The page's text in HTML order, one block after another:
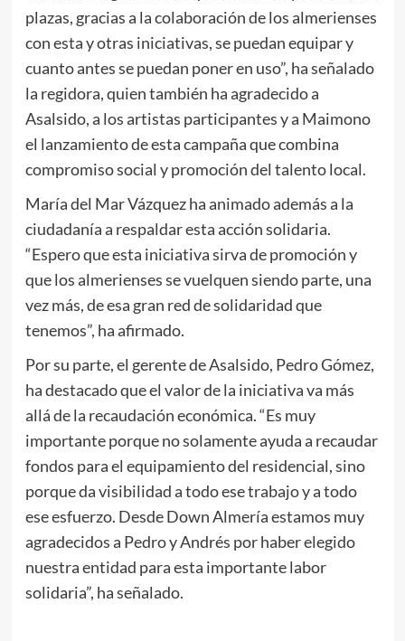
plazas, gracias a la colaboración de los almerienses
con esta y otras iniciativas, se puedan equipar y
cuanto antes se puedan poner en uso”, ha señalado
la regidora, quien también ha agradecido a
Asalsido, a los artistas participantes y a Maimono
el lanzamiento de esta campaña que combina
compromiso social y promoción del talento local.
María del Mar Vázquez ha animado además a la
ciudadanía a respaldar esta acción solidaria.
“Espero que esta iniciativa sirva de promoción y
que los almerienses se vuelquen siendo parte, una
vez más, de esa gran red de solidaridad que
tenemos”, ha afirmado.
Por su parte, el gerente de Asalsido, Pedro Gómez,
ha destacado que el valor de la iniciativa va más
allá de la recaudación económica. “Es muy
importante porque no solamente ayuda a recaudar
fondos para el equipamiento del residencial, sino
porque da visibilidad a todo ese trabajo y a todo
ese esfuerzo. Desde Down Almería estamos muy
agradecidos a Pedro y Andrés por haber elegido
nuestra entidad para esta importante labor
solidaria”, ha señalado.